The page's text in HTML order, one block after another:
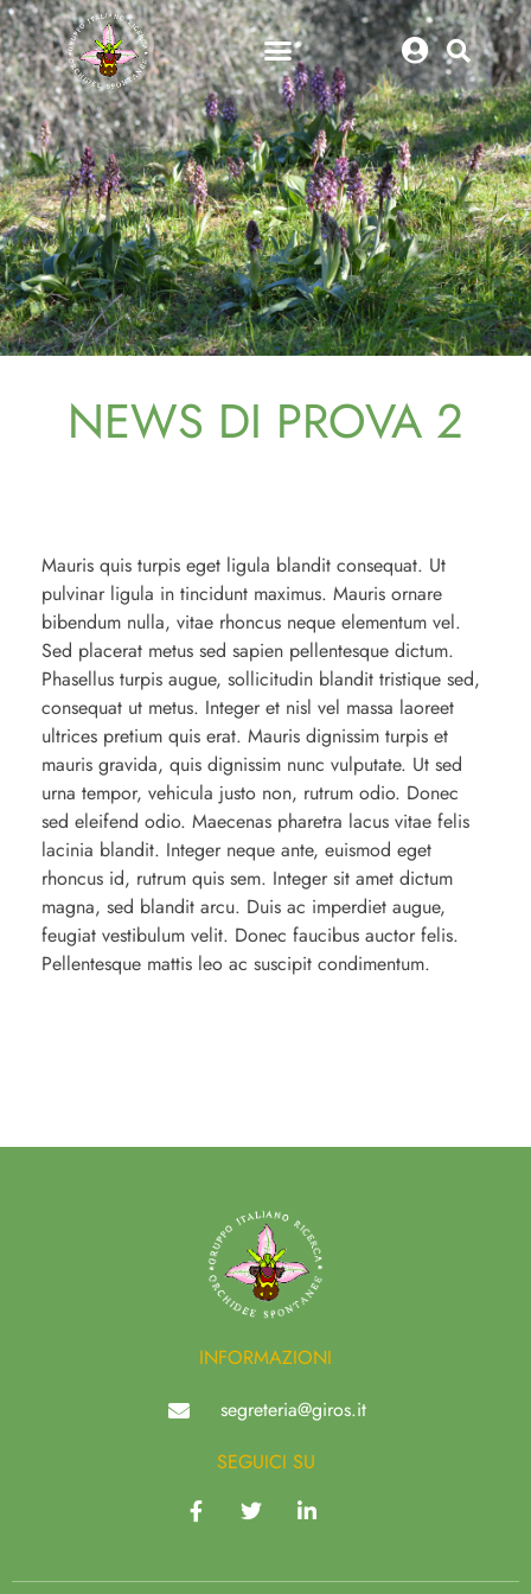
NEWS DI PROVA 2
Mauris quis turpis eget ligula blandit consequat. Ut
pulvinar ligula in tincidunt maximus. Mauris ornare
bibendum nulla, vitae rhoncus neque elementum vel.
Sed placerat metus sed sapien pellentesque dictum.
Phasellus turpis augue, sollicitudin blandit tristique sed,
consequat ut metus. Integer et nisl vel massa laoreet
ultrices pretium quis erat. Mauris dignissim turpis et
mauris gravida, quis dignissim nunc vulputate. Ut sed
urna tempor, vehicula justo non, rutrum odio. Donec
sed eleifend odio. Maecenas pharetra lacus vitae felis
lacinia blandit. Integer neque ante, euismod eget
rhoncus id, rutrum quis sem. Integer sit amet dictum
magna, sed blandit arcu. Duis ac imperdiet augue,
feugiat vestibulum velit. Donec faucibus auctor felis.
Pellentesque mattis leo ac suscipit condimentum.
INFORMAZIONI
segreteria@giros.it
SEGUICI SU